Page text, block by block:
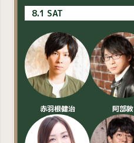
8.1 SAT
赤羽根健治 阿部敦